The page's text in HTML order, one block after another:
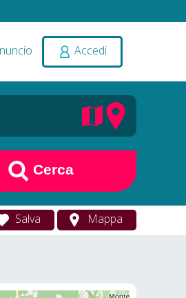
Accedi
Cerca
Salva Mappa